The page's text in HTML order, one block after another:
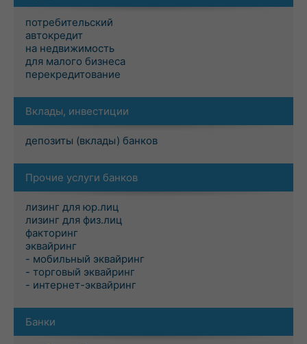
потребительский
автокредит
на недвижимость
для малого бизнеса
перекредитование
Вклады, инвестиции
депозиты (вклады) банков
Прочие услуги банков
лизинг для юр.лиц
лизинг для физ.лиц
факторинг
эквайринг
- мобильный эквайринг
- торговый эквайринг
- интернет-эквайринг
Банки